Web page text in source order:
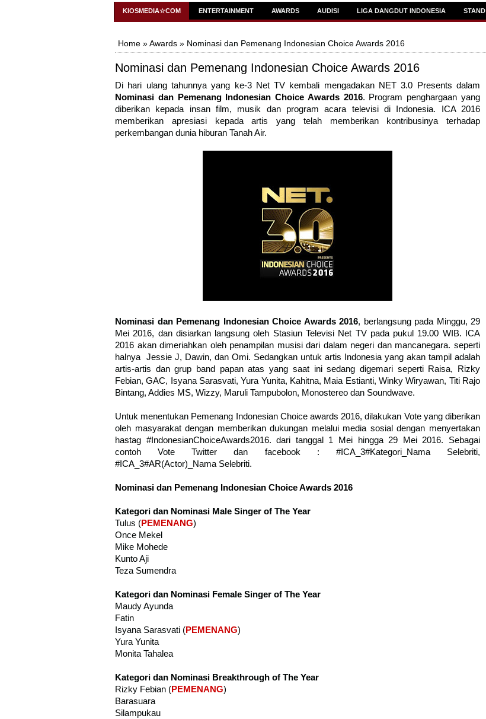
KIOSMEDIA☆COM ENTERTAINMENT AWARDS AUDISI LIGA DANGDUT INDONESIA
Home »Awards » Nominasi dan Pemenang Indonesian Choice Awards 2016
Nominasi dan Pemenang Indonesian Choice Awards 2016
Di hari ulang tahunnya yang ke-3 Net TV kembali mengadakan NET 3.0 Presents dalam
Nominasi dan Pemenang Indonesian Choice Awards 2016. Program penghargaan yang
diberikan kepada insan film, musik dan program acara televisi di Indonesia. ICA 2016
memberikan apresiasi kepada artis yang telah memberikan kontribusinya terhadap
perkembangan dunia hiburan Tanah Air.
Nominasi dan Pemenang Indonesian Choice Awards 2016, berlangsung pada Minggu, 29
Mei 2016, dan disiarkan langsung oleh Stasiun Televisi Net TV pada pukul 19.00 WIB. ICA
2016 akan dimeriahkan oleh penampilan musisi dari dalam negeri dan mancanegara. seperti
halnya Jessie J, Dawin, dan Omi. Sedangkan untuk artis Indonesia yang akan tampil adalah
artis-artis dan grup band papan atas yang saat ini sedang digemari seperti Raisa, Rizky
Febian, GAC, Isyana Sarasvati, Yura Yunita, Kahitna, Maia Estianti, Winky Wiryawan, Titi Rajo
Bintang, Addies MS, Wizzy, Maruli Tampubolon, Monostereo dan Soundwave.
Untuk menentukan Pemenang Indonesian Choice awards 2016, dilakukan Vote yang diberikan
oleh masyarakat dengan memberikan dukungan melalui media sosial dengan menyertakan
hastag #IndonesianChoiceAwards2016. dari tanggal 1 Mei hingga 29 Mei 2016. Sebagai
contoh Vote Twitter dan facebook : #ICA_3#Kategori_Nama Selebriti,
#ICA_3#AR(Actor)_Nama Selebriti.
Nominasi dan Pemenang Indonesian Choice Awards 2016
Kategori dan Nominasi Male Singer of The Year
Tulus (PEMENANG)
Once Mekel
Mike Mohede
Kunto Aji
Teza Sumendra
Kategori dan Nominasi Female Singer of The Year
Maudy Ayunda
Fatin
Isyana Sarasvati (PEMENANG)
Yura Yunita
Monita Tahalea
Kategori dan Nominasi Breakthrough of The Year
Rizky Febian (PEMENANG)
Barasuara
Silampukau